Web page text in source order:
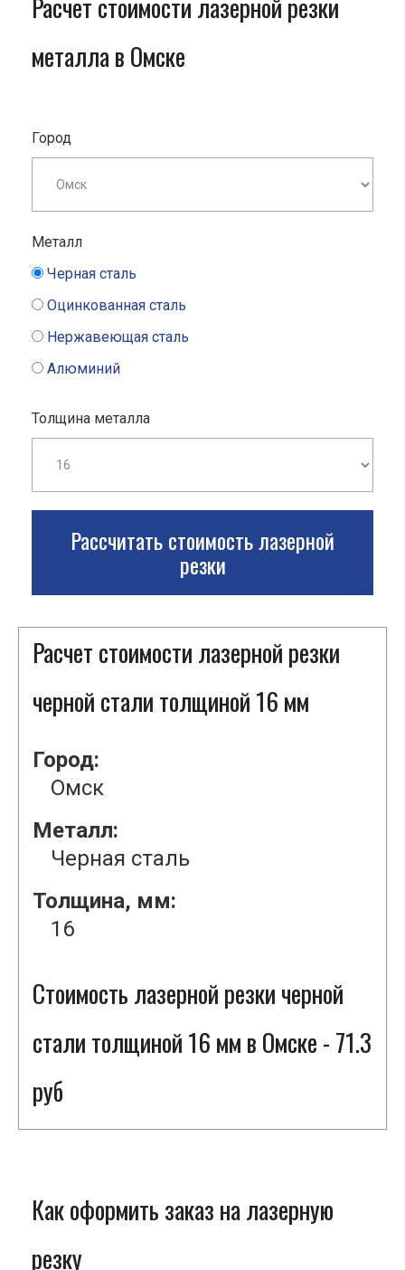
Расчет стоимости лазерной резки
металла в Омске
Город
Металл
Черная сталь
Оцинкованная сталь
Нержавеющая сталь
Алюминий
Толщина металла
Рассчитать стоимость лазерной
резки
Расчет стоимости лазерной резки
черной стали толщиной 16 мм
Город:
Омск
Металл:
Черная сталь
Толщина, мм:
16
Стоимость лазерной резки черной
стали толщиной 16 мм в Омске - 71.3
руб
Как оформить заказ на лазерную
резку